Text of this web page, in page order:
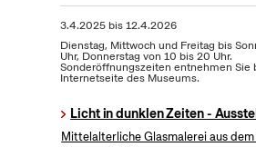
3.4.2025bis12.4.2026
Dienstag, Mittwoch und Freitag bis
Uhr, Donnerstag von 10 bis 20 Uhr.
Sonderöffnungszeiten entnehmen Sie
Internetseite des Museums.
Licht in dunklen Zeiten -
Mittelalterliche Glasmalerei aus dem